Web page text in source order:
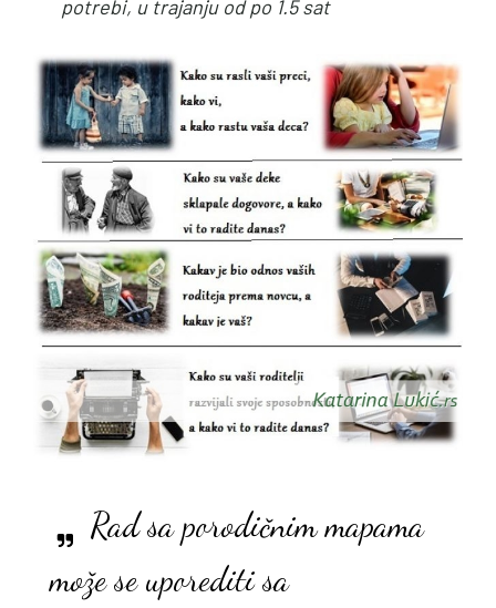
potrebi, u trajanju od po 1.5 sat
Rad sa porodičnim mapama
može se uporediti sa